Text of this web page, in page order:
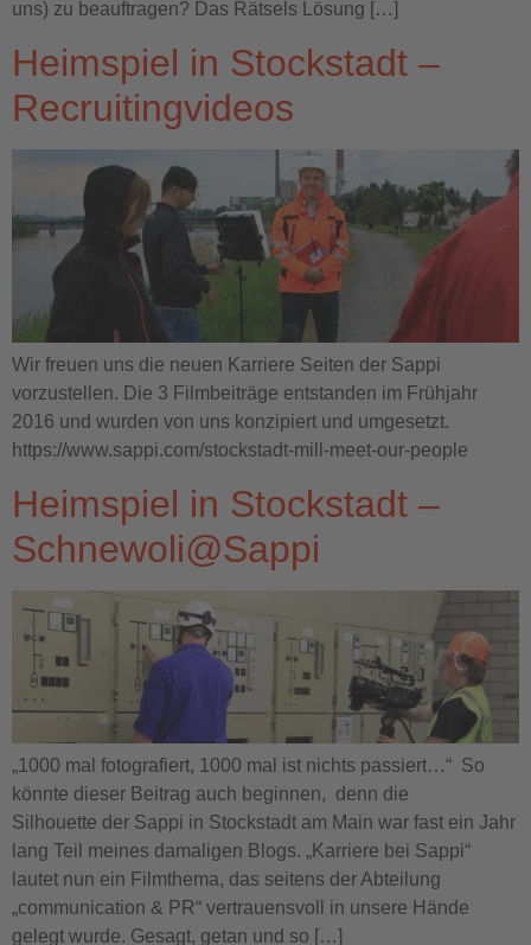
uns) zu beauftragen? Das Rätsels Lösung […]
Heimspiel in Stockstadt –
Recruitingvideos
Wir freuen uns die neuen Karriere Seiten der Sappi
vorzustellen. Die 3 Filmbeiträge entstanden im Frühjahr
2016 und wurden von uns konzipiert und umgesetzt.
https://www.sappi.com/stockstadt-mill-meet-our-people
Heimspiel in Stockstadt –
Schnewoli@Sappi
„1000 mal fotografiert, 1000 mal ist nichts passiert…“ So
könnte dieser Beitrag auch beginnen, denn die
Silhouette der Sappi in Stockstadt am Main war fast ein Jahr
lang Teil meines damaligen Blogs. „Karriere bei Sappi“
lautet nun ein Filmthema, das seitens der Abteilung
„communication & PR“ vertrauensvoll in unsere Hände
gelegt wurde. Gesagt, getan und so […]